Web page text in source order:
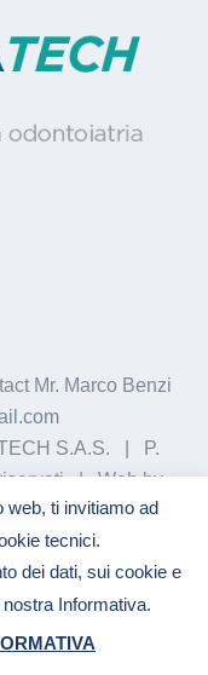
Mr. Marco Benzi
S.A.S. | P.
| Web by
LinkedIn
web, ti invitiamo ad
tecnici.
dei dati, sui cookie e
Informativa.